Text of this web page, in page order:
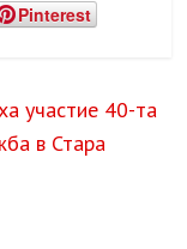
Pinterest
участие 40-та
в Стара